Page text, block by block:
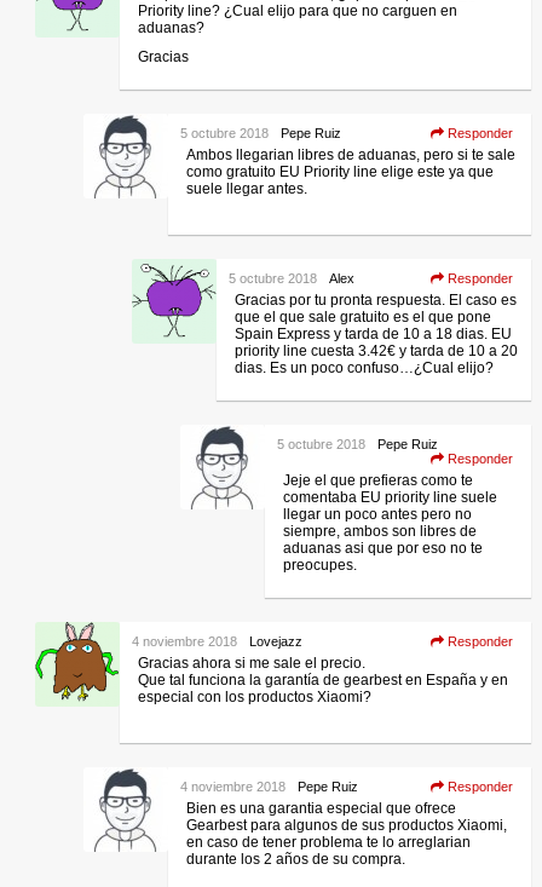
Priority line? ¿Cual elijo para que no carguen en
aduanas?
Gracias
Pepe Ruiz
5 octubre 2018 Responder
Ambos llegarian libres de aduanas, pero si te sale
como gratuito EU Priority line elige este ya que
suele llegar antes.
Alex
5 octubre 2018 Responder
Gracias por tu pronta respuesta. El caso es
que el que sale gratuito es el que pone
Spain Express y tarda de 10 a 18 dias. EU
priority line cuesta 3.42€ y tarda de 10 a 20
dias. Es un poco confuso…¿Cual elijo?
Pepe Ruiz
5 octubre 2018
Responder
Jeje el que prefieras como te
comentaba EU priority line suele
llegar un poco antes pero no
siempre, ambos son libres de
aduanas asi que por eso no te
preocupes.
Lovejazz
4 noviembre 2018 Responder
Gracias ahora si me sale el precio.
Que tal funciona la garantía de gearbest en España y en
especial con los productos Xiaomi?
Pepe Ruiz
4 noviembre 2018 Responder
Bien es una garantia especial que ofrece
Gearbest para algunos de sus productos Xiaomi,
en caso de tener problema te lo arreglarian
durante los 2 años de su compra.